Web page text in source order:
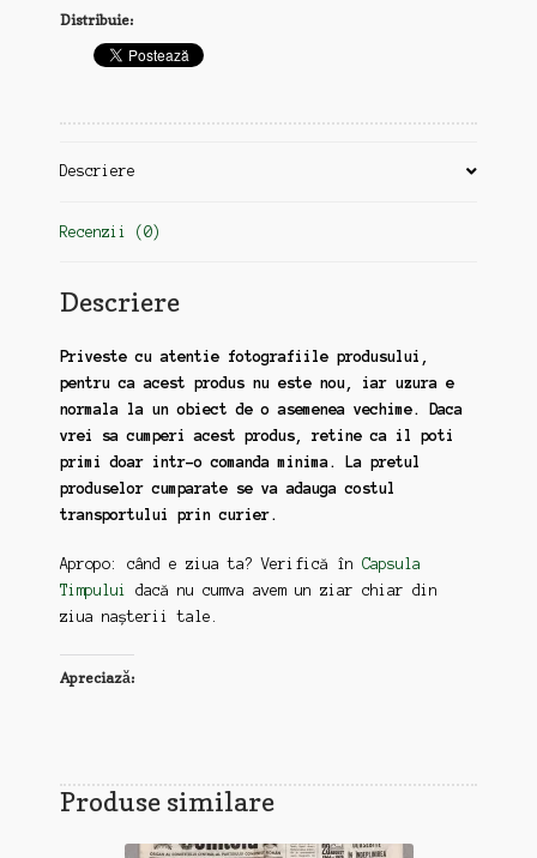
Distribuie:
Descriere
Recenzii (0)
Descriere
Priveste cu atentie fotografiile produsului,
pentru ca acest produs nu este nou, iar uzura e
normala la un obiect de o asemenea vechime. Daca
vrei sa cumperi acest produs, retine ca il poti
primi doar intr-o comanda minima. La pretul
produselor cumparate se va adauga costul
transportului prin curier.
Apropo: când e ziua ta? Verifică în Capsula
Timpului
dacă nu cumva avem un ziar chiar din
ziua nașterii tale.
Apreciază:
Produse similare